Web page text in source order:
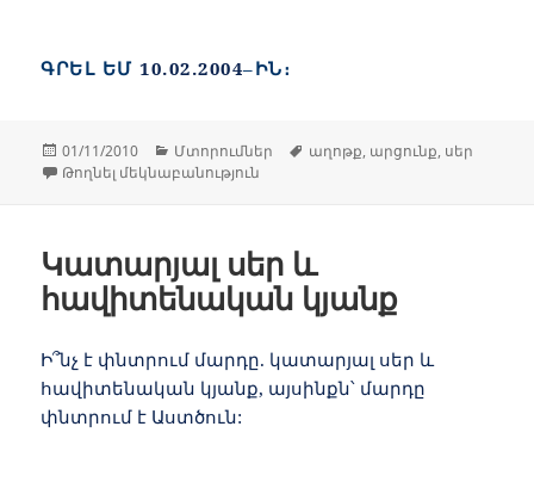
ԳՐԵԼ ԵՄ10.02.2004–ԻՆ։
Հրատարակված՝
01/11/2010 Կարգեր
Մտորումներ Պիտակներ
աղոթք, արցունք, սեր
Թողնել մեկնաբանություն
Կատարյալ սեր և
հավիտենական կյանք
Ի՞նչ է փնտրում մարդը. կատարյալ սեր և
հավիտենական կյանք, այսինքն՝ մարդը
փնտրում է Աստծուն: